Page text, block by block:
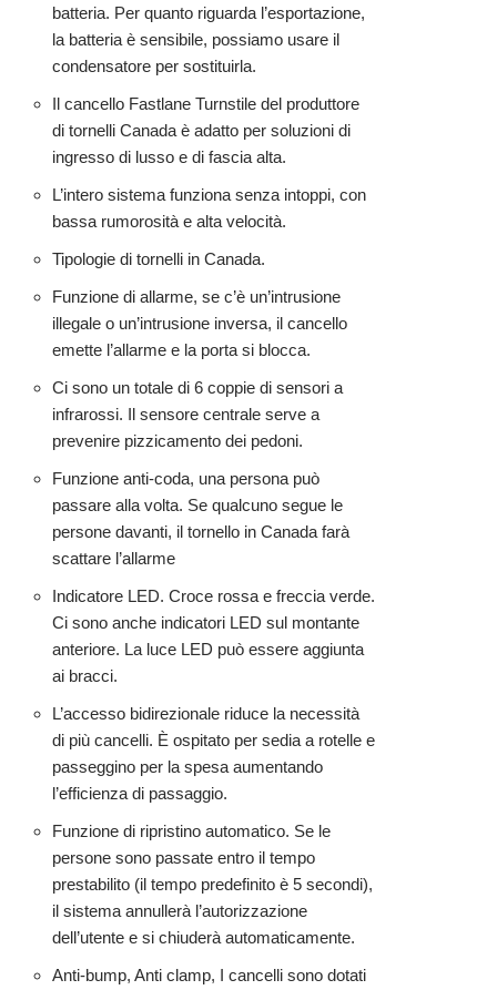
batteria. Per quanto riguarda l’esportazione,
la batteria è sensibile, possiamo usare il
condensatore per sostituirla.
Il cancello Fastlane Turnstile del produttore
di tornelli Canada è adatto per soluzioni di
ingresso di lusso e di fascia alta.
L’intero sistema funziona senza intoppi, con
bassa rumorosità e alta velocità.
Tipologie di tornelli in Canada.
Funzione di allarme, se c’è un’intrusione
illegale o un’intrusione inversa, il cancello
emette l’allarme e la porta si blocca.
Ci sono un totale di 6 coppie di sensori a
infrarossi. Il sensore centrale serve a
prevenire pizzicamento dei pedoni.
Funzione anti-coda, una persona può
passare alla volta. Se qualcuno segue le
persone davanti, il tornello in Canada farà
scattare l’allarme
Indicatore LED. Croce rossa e freccia verde.
Ci sono anche indicatori LED sul montante
anteriore. La luce LED può essere aggiunta
ai bracci.
L’accesso bidirezionale riduce la necessità
di più cancelli. È ospitato per sedia a rotelle e
passeggino per la spesa aumentando
l’efficienza di passaggio.
Funzione di ripristino automatico. Se le
persone sono passate entro il tempo
prestabilito (il tempo predefinito è 5 secondi),
il sistema annullerà l’autorizzazione
dell’utente e si chiuderà automaticamente.
Anti-bump, Anti clamp, I cancelli sono dotati